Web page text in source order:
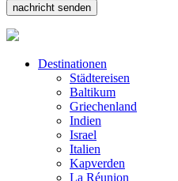
Destinationen
Städtereisen
Baltikum
Griechenland
Indien
Israel
Italien
Kapverden
La Réunion